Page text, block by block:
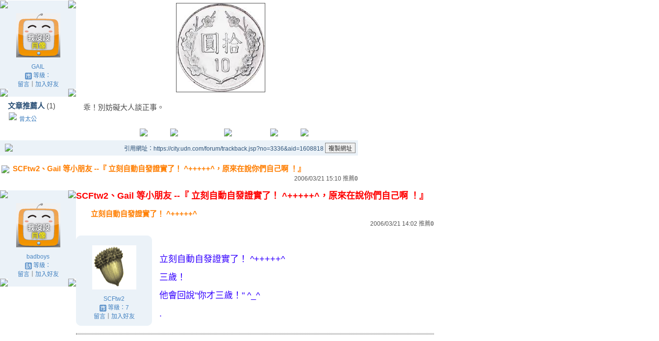
GAIL
等級：
留言｜ 加入好友
文章推薦人 (1)
曾太公
乖！別妨礙大人談正事。
引用網址：https://city.udn.com/forum/trackback.jsp?no=3336&aid=1608818
SCFtw2、Gail 等小朋友 --『 立刻自動自發證實了！ ^+++++^，原來在說你們自己啊 ！』
2006/03/21 15:10 推薦0
badboys
等級：
留言｜ 加入好友
SCFtw2、Gail 等小朋友 --『 立刻自動自發證實了！ ^+++++^，原來在說你們自己啊 ！』
立刻自動自發證實了！ ^+++++^
2006/03/21 14:02 推薦0
SCFtw2
等級：7
留言｜ 加入好友
立刻自動自發證實了！ ^+++++^
三歲！
他會回說"你才三歲！" ^_^
.